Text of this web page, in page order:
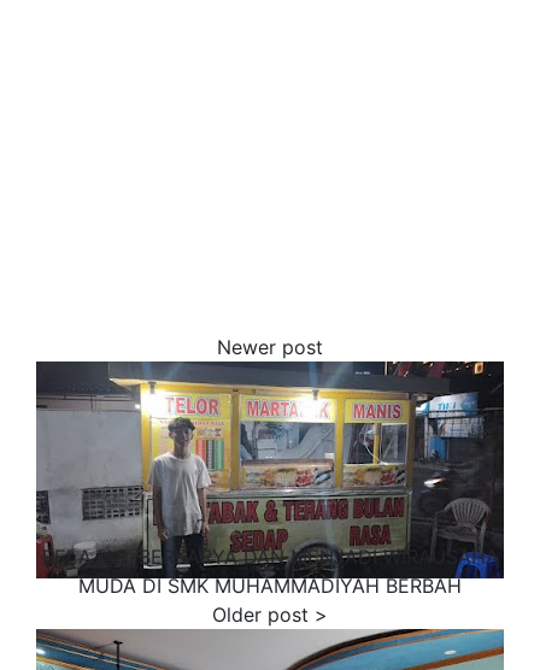
BELAJAR, BERKARYA DAN MENJADI WIRAUSAHA
MUDA DI SMK MUHAMMADIYAH BERBAH